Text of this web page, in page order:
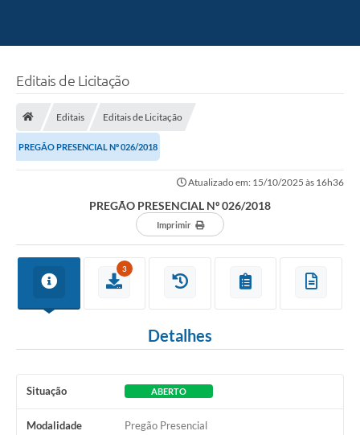
Editais de Licitação
Editais Editais de Licitação
PREGÃO PRESENCIAL Nº 026/2018
Atualizado em: 15/10/2025 às 16h36
PREGÃO PRESENCIAL Nº 026/2018
Imprimir
3
Detalhes
Situação ABERTO
Modalidade Pregão Presencial